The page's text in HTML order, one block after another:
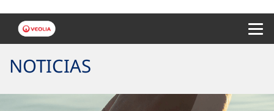
NOTICIAS